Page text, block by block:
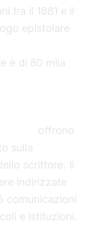
tra il 1881 e il
epistolare
è di 80 mila
offrono
sulla
scrittore. Il
indirizzate
comunicazioni
e istituzioni.